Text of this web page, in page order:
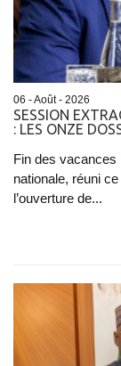
06 - Août - 2026
SESSION
: LES ONZE
Fin des vacances
nationale, réuni
l’ouverture de...